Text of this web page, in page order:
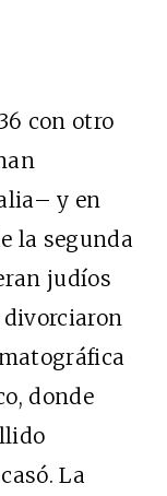
con otro
y en
la segunda
judíos
divorciaron
donde
La